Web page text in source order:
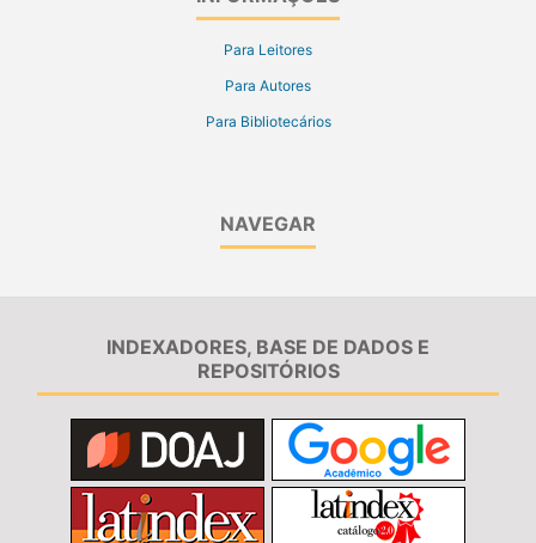
Para Leitores
Para Autores
Para Bibliotecários
NAVEGAR
INDEXADORES, BASE DE DADOS E
REPOSITÓRIOS